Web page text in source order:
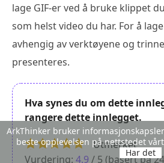
lage GIF-er ved å bruke klippet
som helst video du har. For å
avhengig av verktøyene og
presenteres.
Hva synes du om dette
rangere dette innlegget.
Utmerket
Vurdering: 4.9 / 5 (basert på
ArkThinker bruker
beste opplevelsen på nettstedet
Har det